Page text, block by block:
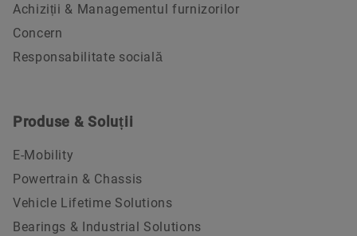
Achiziții & Managementul furnizorilor
Concern
Responsabilitate socială
Produse & Soluții
E-Mobility
Powertrain & Chassis
Vehicle Lifetime Solutions
Bearings & Industrial Solutions